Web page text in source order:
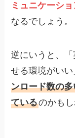
ミュニケーシ
なるでしょう。
逆にいうと、
せる環境がい
ンロード数の
ているのかもし